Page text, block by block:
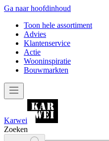
Ga naar hoofdinhoud
Toon hele assortiment
Advies
Klantenservice
Actie
Wooninspiratie
Bouwmarkten
Karwei
Zoeken